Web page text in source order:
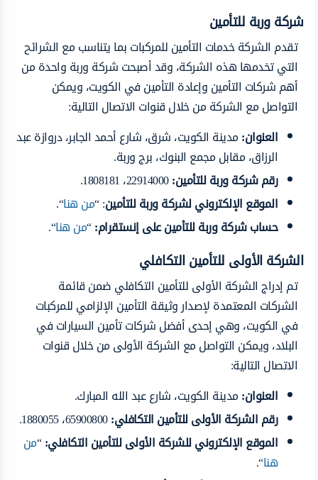
شركة وربة للتأمين
تقدم الشركة خدمات التأمين للمركبات بما يتناسب مع الشرائح
التي تخدمها هذه الشركة، وقد أصبحت شركة وربة واحدة من
أهم شركات التأمين وإعادة التأمين في الكويت، ويمكن
التواصل مع الشركة من خلال قنوات الاتصال التالية:
العنوان:مدينة الكويت، شرق، شارع أحمد الجابر، دروازة عبد
الرزاق، مقابل مجمع البنوك، برج وربة.
رقم شركة وربة للتأمين:22914000، 1808181.
الموقع الإلكتروني لشركة وربة للتأمين: “من هنا“.
حساب شركة وربة للتأمين على إنستقرام:
“من هنا“.
الشركة الأولى للتأمين التكافلي
تم إدراج الشركة الأولى للتأمين التكافلي ضمن قائمة
الشركات المعتمدة لإصدار وثيقة التأمين الإلزامي للمركبات
في الكويت، وهي إحدى أفضل شركات تأمين السيارات في
البلاد، ويمكن التواصل مع الشركة الأولى من خلال قنوات
الاتصال التالية:
العنوان:مدينة الكويت، شارع عبد الله المبارك.
رقم الشركة الأولى للتأمين التكافلي:65900800، 1880055.
الموقع الإلكتروني للشركة الأولى للتأمين التكافلي:“من
هنا“.